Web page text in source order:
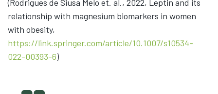
(Rodrigues de Siusa Melo et. al., 2022, Leptin and its
relationship with magnesium biomarkers in women
with obesity,
https://link.springer.com/article/10.1007/s10534-
022-00393-6)